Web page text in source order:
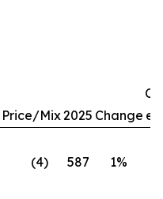
Price/Mix2025 Change
(4) 587 1%